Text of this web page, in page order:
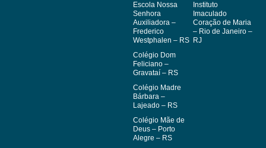
Escola Nossa
Senhora
Auxiliadora –
Frederico
Westphalen – RS
Colégio Dom
Feliciano –
Gravataí – RS
Colégio Madre
Bárbara –
Lajeado – RS
Colégio Mãe de
Deus – Porto
Alegre – RS
Instituto
Imaculado
Coração de Maria
– Rio de Janeiro –
RJ